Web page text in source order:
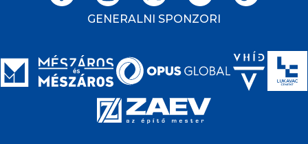
GENERALNI SPONZORI